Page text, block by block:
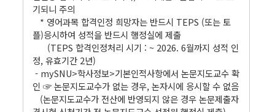
기되니 주의
* 영어과목 합격인정 희망자는 반드시 TEPS (또는 토
플)응시하여 성적을 반드시 행정실에 제출
(TEPS 합격인정처리 시기 : ~ 2026. 6월까지 성적 인
정, 유효기간 2년)
- mySNU>학사정보>기본인적사항에서 논문지도교수 확
인 ☞ 논문지도교수가 없는 경우, 논자시에 응시할 수 없음
(논문지도교수가 전산에 반영되지 않은 경우 논문제출자